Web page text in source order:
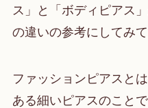
ス」と「ボディピアス
の違いの参考にしてみて
ファッションピアスと
ある細いピアスのこと